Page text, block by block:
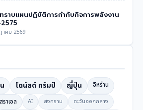
ราบแผนปฏิบัติการกำกับกิจการพลังงาน
าคม 2569
โดนัลด์ ทรัมป์ ญี่ปุ่น
อิหร่าน
ราเอล AI สงคราม
ตะวันออกกลาง